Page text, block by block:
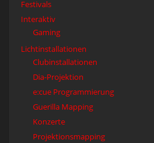
Festivals
Interaktiv
Gaming
Lichtinstallationen
Clubinstallationen
Dia-Projektion
e:cue Programmierung
Guerilla Mapping
Konzerte
Projektionsmapping